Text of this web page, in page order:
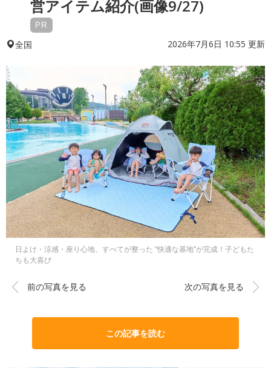
営アイテム紹介(画像9/27)
PR
全国 2026年7月6日 10:55 更新
日よけ・涼感・座り心地、すべてが整った “快適な基地”が完成！子どもた
ちも大喜び
前の写真を見る 次の写真を見る
この記事を読む